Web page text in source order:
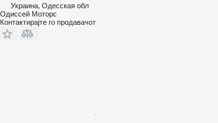
Украина, Одесская обл
Одиссей Моторс
Контактирајте го продавачот